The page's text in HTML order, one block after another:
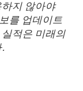
지 않아야
를 업데이트
적은 미래의